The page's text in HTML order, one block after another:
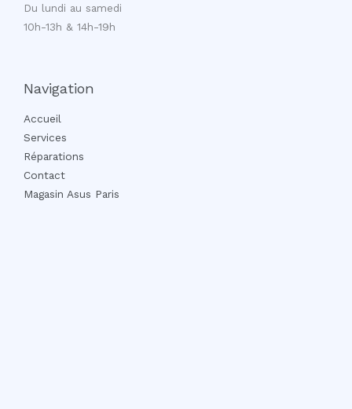
Du lundi au samedi
10h-13h & 14h-19h
Navigation
Accueil
Services
Réparations
Contact
Magasin Asus Paris